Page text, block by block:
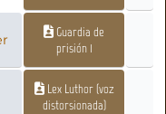
Guardia de
prisión 1
Lex Luthor (voz
distorsionada)